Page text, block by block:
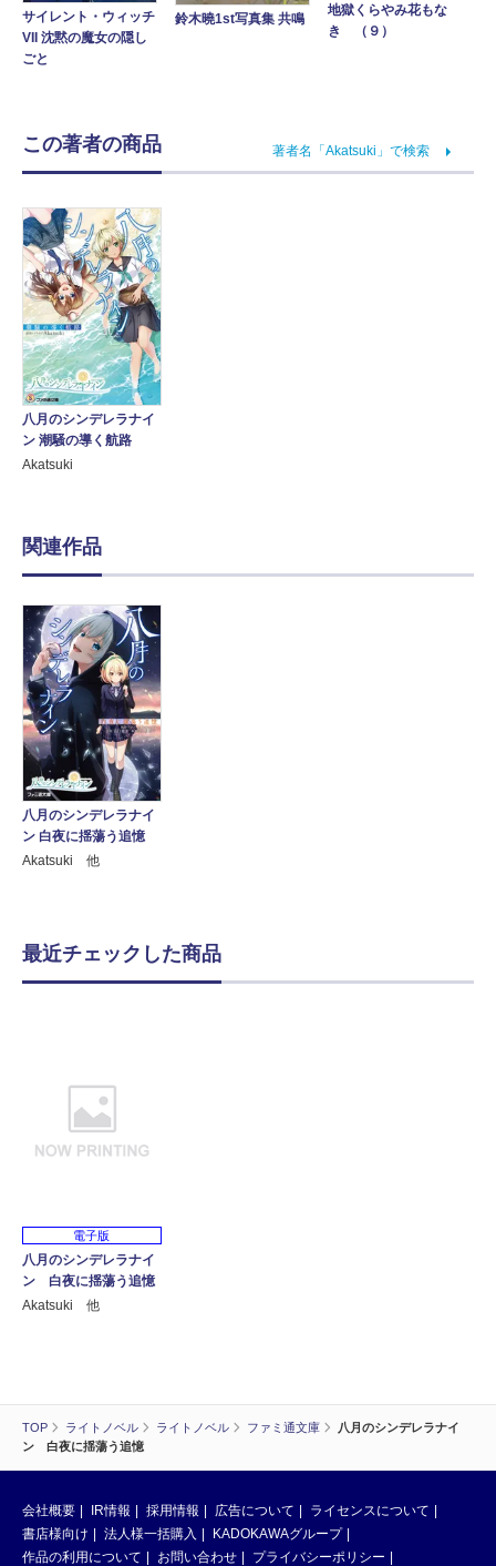
TOP ライトノベル ライトノベル ファミ通文庫
八月のシンデレラナイ
ン 白夜に揺蕩う追憶
サイレント・ウィッチ
VII 沈黙の魔女の隠し
ごと
鈴木曉1st写真集 共鳴
地獄くらやみ花もな
き （９）
この著者の商品 著者名「Akatsuki」で検索
八月のシンデレラナイ
ン 潮騒の導く航路
Akatsuki
関連作品
八月のシンデレラナイ
ン 白夜に揺蕩う追憶
Akatsuki 他
最近チェックした商品
電子版
八月のシンデレラナイ
ン 白夜に揺蕩う追憶
Akatsuki 他
会社概要 IR情報 採用情報 広告について
ライセンスについて
書店様向け
法人様一括購入
KADOKAWAグループ
作品の利用について
お問い合わせ プライバシーポリシー